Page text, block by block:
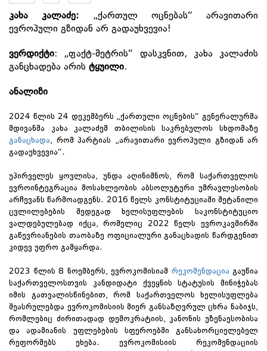
კახა კალაძე: „ქართულ ოცნებას“ არავითარი
ევროპული გზიდან არ გადაუხვევია!
ვერდიქტი: „ფაქტ-მეტრის“ დასკვნით, კახა კალაძის
განცხადება არის ტყუილი.
ანალიზი
2024 წლის 24 დეკემბერს „ქართული ოცნების“ გენერალურმა
მდივანმა კახა კალაძემ თბილისის საკრებულოს სხდომაზე
განაცხადა , რომ პარტიას „არავითარი ევროპული გზიდან არ
გადაუხვევია“.
უპირველეს ყოვლისა, უნდა აღინიშნოს, რომ საქართველოს
ევროინტეგრაცია მოსახლეობის აბსოლუტური უმრავლესობის
არჩევანს წარმოადგენს. 2016 წელს კონსტიტუციაში შეტანილი
ცვლილებების შედეგად ხელისუფლების საკონსტიტუციო
ვალდებულებად იქცა, რომელიც 2022 წელს ევროკავშირში
გაწევრიანების თაობაზე ოფიციალური განაცხადის წარდგენით
კიდევ უფრო გამყარდა.
2023 წლის 8 ნოემბერს, ევროკომისიამ რეკომენდაცია გაუწია
საქართველოსთვის კანდიდატი ქვეყნის სტატუსის მინიჭებას
იმის გათვალისწინებით, რომ საქართველოს ხელისუფლება
შეასრულებდა ევროკომისიის მიერ განსაზღვრულ ცხრა ნაბიჯს,
რომლებიც ძირითადად დემოკრატიის, კანონის უზენაესობისა
და ადამიანის უფლებების სფეროებში განსახორციელებელ
რეფორმებს ეხება. ევროკომისიის რეკომენდაციის